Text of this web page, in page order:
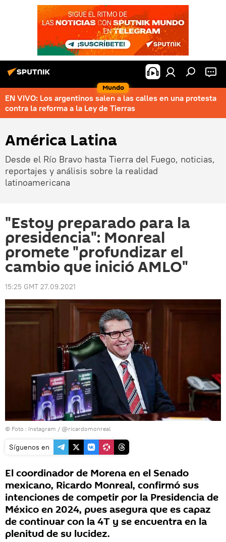
Mundo
EN VIVO: Los argentinos salen a las calles en una protesta
contra la reforma a la Ley de Tierras
América Latina
Desde el Río Bravo hasta Tierra del Fuego, noticias,
reportajes y análisis sobre la realidad
latinoamericana
"Estoy preparado para la
presidencia": Monreal
promete "profundizar el
cambio que inició AMLO"
15:25 GMT 27.09.2021
© Foto : Instagram / @ricardomonreal
Síguenos en
El coordinador de Morena en el Senado
mexicano, Ricardo Monreal, confirmó sus
intenciones de competir por la Presidencia de
México en 2024, pues asegura que es capaz
de continuar con la 4T y se encuentra en la
plenitud de su lucidez.